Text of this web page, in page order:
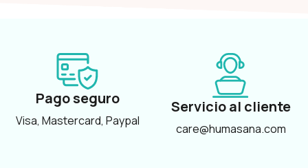
Pago seguro
Visa, Mastercard, Paypal
Servicio al cliente
care@humasana.com